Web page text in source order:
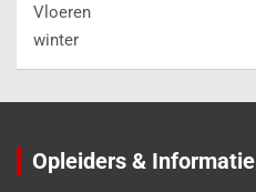
Vloeren
winter
Opleiders & Informatie